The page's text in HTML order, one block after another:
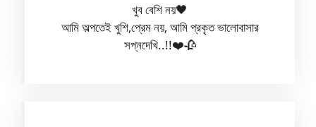
খুব বেশি নয়🖤
আমি অল্পতেই খুশি,প্রেম নয়, আমি প্রকৃত ভালোবাসার
সপ্নদেখি..!!❤️🥀